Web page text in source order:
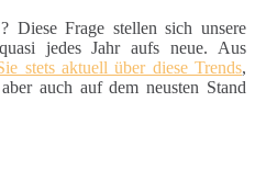
Frage stellen sich unsere
jedes Jahr aufs neue. Aus
stets aktuell über diese Trends,
auch auf dem neusten Stand